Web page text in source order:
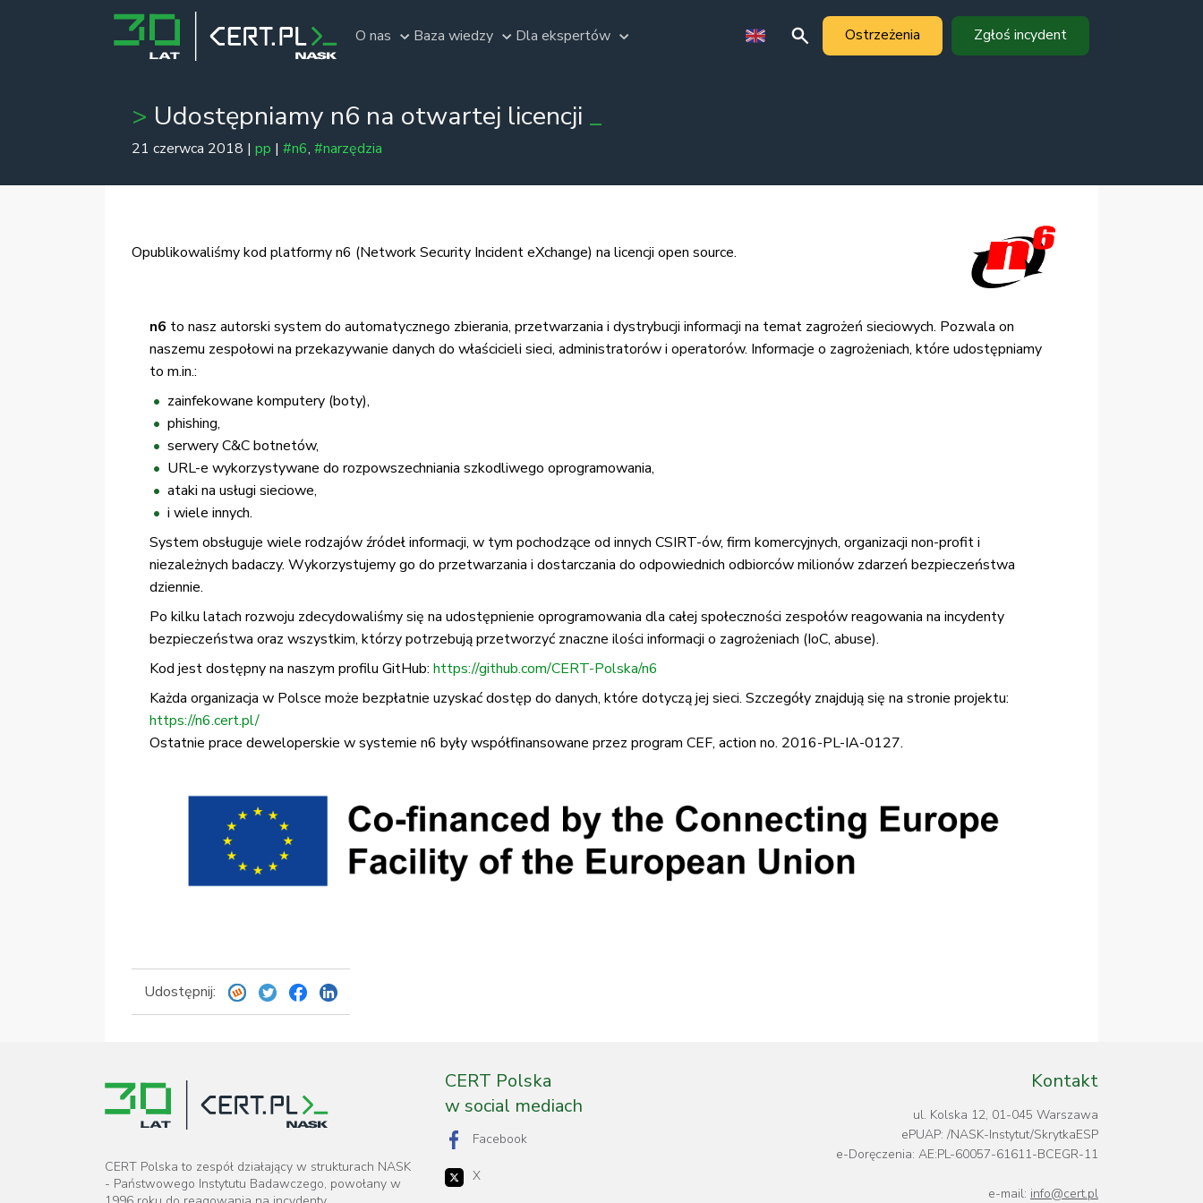
O nas Baza wiedzy Dla ekspertów Ostrzeżenia Zgłoś incydent
Udostępniamy n6 na otwartej licencji
21 czerwca 2018 | pp | #n6, #narzędzia
Opublikowaliśmy kod platformy n6 (Network Security Incident eXchange) na licencji open source.
n6 to nasz autorski system do automatycznego zbierania, przetwarzania i dystrybucji informacji na temat zagrożeń sieciowych. Pozwala on
naszemu zespołowi na przekazywanie danych do właścicieli sieci, administratorów i operatorów. Informacje o zagrożeniach, które udostępniamy
to m.in.:
zainfekowane komputery (boty),
phishing,
serwery C&C botnetów,
URL-e wykorzystywane do rozpowszechniania szkodliwego oprogramowania,
ataki na usługi sieciowe,
i wiele innych.
System obsługuje wiele rodzajów źródeł informacji, w tym pochodzące od innych CSIRT-ów, firm komercyjnych, organizacji non-profit i
niezależnych badaczy. Wykorzystujemy go do przetwarzania i dostarczania do odpowiednich odbiorców milionów zdarzeń bezpieczeństwa
dziennie.
Po kilku latach rozwoju zdecydowaliśmy się na udostępnienie oprogramowania dla całej społeczności zespołów reagowania na incydenty
bezpieczeństwa oraz wszystkim, którzy potrzebują przetworzyć znaczne ilości informacji o zagrożeniach (IoC, abuse).
Kod jest dostępny na naszym profilu GitHub: https://github.com/CERT-Polska/n6
Każda organizacja w Polsce może bezpłatnie uzyskać dostęp do danych, które dotyczą jej sieci. Szczegóły znajdują się na stronie projektu:
https://n6.cert.pl/
Ostatnie prace deweloperskie w systemie n6 były współfinansowane przez program CEF, action no. 2016-PL-IA-0127.
Udostępnij:
CERT Polska to zespół działający w strukturach NASK
- Państwowego Instytutu Badawczego, powołany w
CERT Polska
w social mediach
Facebook
X
Kontakt
ul. Kolska 12, 01-045 Warszawa
ePUAP: /NASK-Instytut/SkrytkaESP
e-Doręczenia: AE:PL-60057-61611-BCEGR-11
e-mail: info@cert.pl